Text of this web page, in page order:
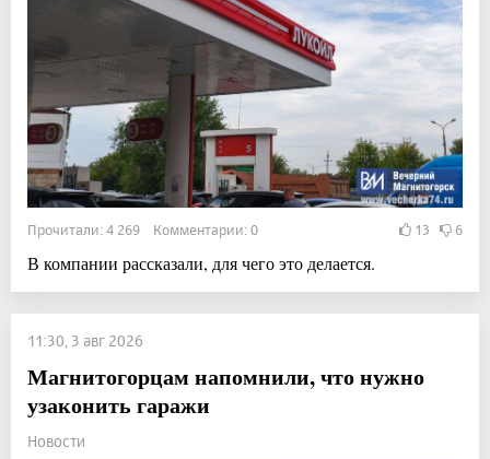
Прочитали: 4 269 Комментарии: 0 13 6
В компании рассказали, для чего это делается.
11:30, 3 авг 2026
Магнитогорцам напомнили, что нужно
узаконить гаражи
Новости